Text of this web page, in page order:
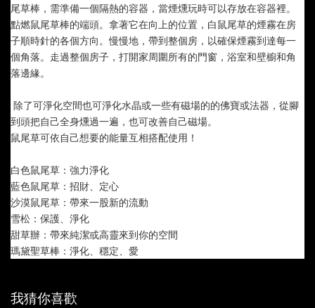
尾草棒，需準備一個隔熱的容器，當煙燻玩時可以存放在容器裡。
點燃鼠尾草棒的端頭。拿著它在向上的位置，白鼠尾草的煙霧在房
子順時針的各個方向。慢慢地，帶到整個房，以確保煙霧到達每一
個角落。走過整個房子，打開家周圍所有的門窗，浴室和壁櫥和角
落邊緣。
除了可淨化空間也可淨化水晶或一些有磁場的的佛寶或法器，從腳
到頭把自己全身燻過一遍，也可改善自己磁場。
鼠尾草可依自己想要的能量互相搭配使用！
白色鼠尾草：強力淨化
藍色鼠尾草：招財、定心
沙漠鼠尾草：帶來一股新的流動
雪松：保護、淨化
甜草辦：帶來純潔或高靈來到你的空間
瑪黛聖草棒：淨化、穩定、愛
我猜你喜歡